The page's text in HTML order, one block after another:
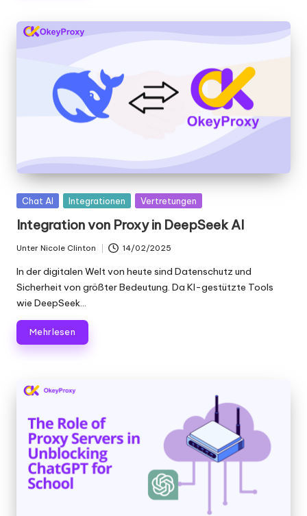
y
Gepostet
Chat AI Integrationen Vertretungen
Integration von Proxy in DeepSeek AI
von
Unter Nicole Clinton 14/02/2025
In der digitalen Welt von heute sind Datenschutz und
Sicherheit von größter Bedeutung. Da KI-gestützte Tools
wie DeepSeek...
Mehr lesen